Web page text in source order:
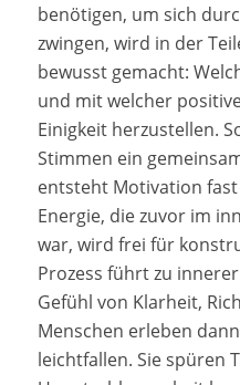
benötigen, um sich
zwingen, wird in der
bewusst gemacht:
und mit welcher
Einigkeit herzustellen.
Stimmen ein
entsteht Motivation
Energie, die zuvor im
war, wird frei für
Prozess führt zu
Gefühl von Klarheit,
Menschen erleben
leichtfallen. Sie spüren